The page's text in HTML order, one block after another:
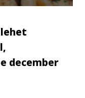
december